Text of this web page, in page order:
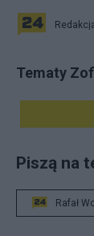
Tematy
Piszą na
Rafał